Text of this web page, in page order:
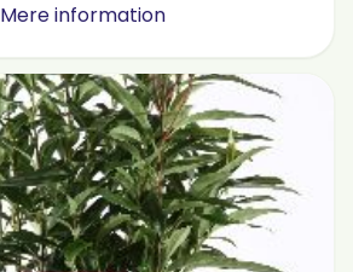
Mere information